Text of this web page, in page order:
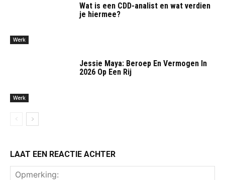
Werk
Wat is een CDD-analist en wat verdien
je hiermee?
Werk
Jessie Maya: Beroep En Vermogen In
2026 Op Een Rij
LAAT EEN REACTIE ACHTER